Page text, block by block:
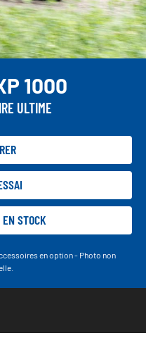
1000
ULTIME
STOCK
en option - Photo non